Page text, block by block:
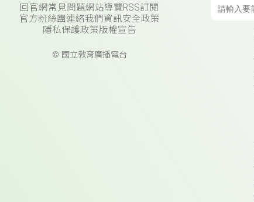
回官網常見問題網站導覽RSS訂閱
官方粉絲團連絡我們 資訊安全政策
隱私保護政策版權宣告
© 國立教育廣播電台